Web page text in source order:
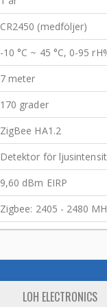
CR2450 (medföljer)
-10 °C ~ 45 °C, 0-95
7 meter
170 grader
ZigBee HA1.2
Detektor för
9,60 dBm EIRP
Zigbee: 2405 - 2480
LOH ELECTRONICS